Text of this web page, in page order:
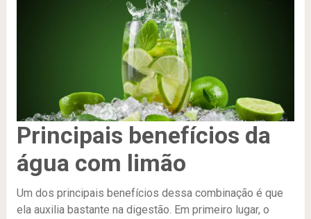
Principais benefícios da
água com limão
Um dos principais benefícios dessa combinação é que
ela auxilia bastante na digestão. Em primeiro lugar, o